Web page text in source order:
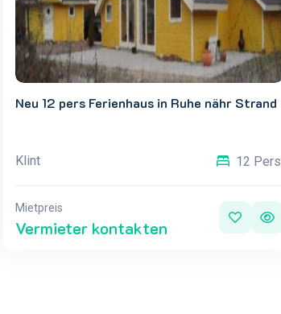
Neu 12 pers Ferienhaus in Ruhe nähr Strand
Klint 12 Pers.
Mietpreis
Vermieter kontakten